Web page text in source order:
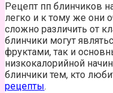
Рецепт пп блинчиков
легко и к тому же они
сложно различить от
блинчики могут
фруктами, так и
низкокалорийной
блинчики тем, кто
рецепты.